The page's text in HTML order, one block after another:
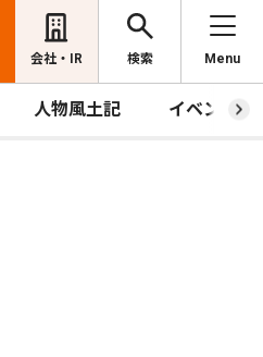
会社・IR 検索 Menu
人物風土記 イベント